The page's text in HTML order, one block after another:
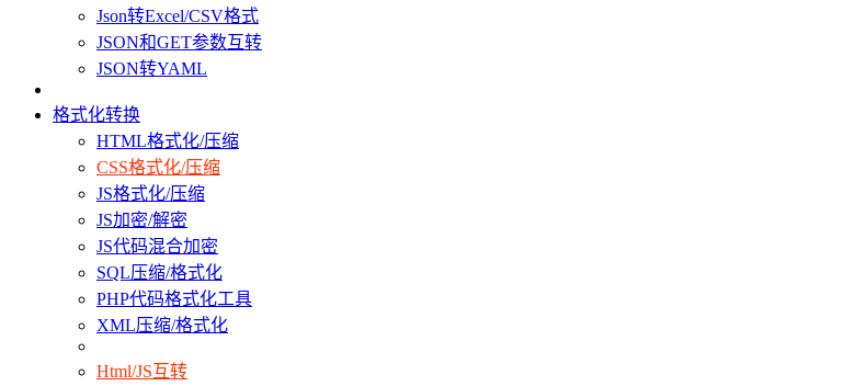
Json转Excel/CSV格式
JSON和GET参数互转
JSON转YAML
格式化转换
HTML格式化/压缩
CSS格式化/压缩
JS格式化/压缩
JS加密/解密
JS代码混合加密
SQL压缩/格式化
PHP代码格式化工具
XML压缩/格式化
Html/JS互转